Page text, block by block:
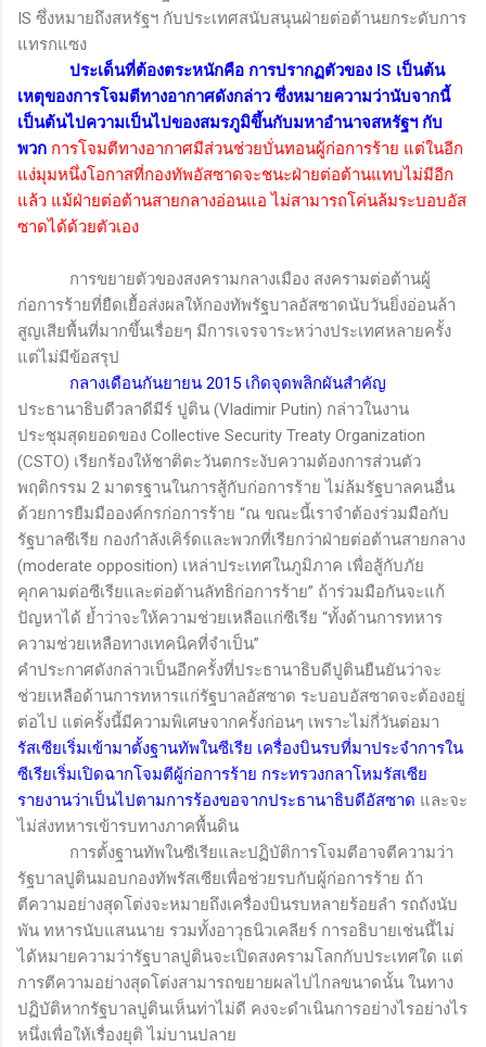
IS ซึ่งหมายถึงสหรัฐฯ กับประเทศสนับสนุนฝ่ายต่อต้านยกระดับการ
แทรกแซง
ประเด็นที่ต้องตระหนักคือ การปรากฏตัวของ IS เป็นต้น
เหตุของการโจมตีทางอากาศดังกล่าว ซึ่งหมายความว่านับจากนี้
เป็นต้นไปความเป็นไปของสมรภูมิขึ้นกับมหาอำนาจสหรัฐฯ กับ
พวก การโจมตีทางอากาศมีส่วนช่วยบั่นทอนผู้ก่อการร้าย แต่ในอีก
แง่มุมหนึ่งโอกาสที่กองทัพอัสซาดจะชนะฝ่ายต่อต้านแทบไม่มีอีก
แล้ว แม้ฝ่ายต่อต้านสายกลางอ่อนแอ ไม่สามารถโค่นล้มระบอบอัส
ซาดได้ด้วยตัวเอง
การขยายตัวของสงครามกลางเมือง สงครามต่อต้านผู้
ก่อการร้ายที่ยืดเยื้อส่งผลให้กองทัพรัฐบาลอัสซาดนับวันยิ่งอ่อนล้า
สูญเสียพื้นที่มากขึ้นเรื่อยๆ มีการเจรจาระหว่างประเทศหลายครั้ง
แต่ไม่มีข้อสรุป
กลางเดือนกันยายน 2015 เกิดจุดพลิกผันสำคัญ
ประธานาธิบดีวลาดีมีร์ ปูติน (Vladimir Putin) กล่าวในงาน
ประชุมสุดยอดของ Collective Security Treaty Organization
(CSTO) เรียกร้องให้ชาติตะวันตกระงับความต้องการส่วนตัว
พฤติกรรม 2 มาตรฐานในการสู้กับก่อการร้าย ไม่ล้มรัฐบาลคนอื่น
ด้วยการยืมมือองค์กรก่อการร้าย “ณ ขณะนี้เราจำต้องร่วมมือกับ
รัฐบาลซีเรีย กองกำลังเคิร์ดและพวกที่เรียกว่าฝ่ายต่อต้านสายกลาง
(moderate opposition) เหล่าประเทศในภูมิภาค เพื่อสู้กับภัย
คุกคามต่อซีเรียและต่อต้านลัทธิก่อการร้าย” ถ้าร่วมมือกันจะแก้
ปัญหาได้ ย้ำว่าจะให้ความช่วยเหลือแก่ซีเรีย “ทั้งด้านการทหาร
ความช่วยเหลือทางเทคนิคที่จำเป็น”
คำประกาศดังกล่าวเป็นอีกครั้งที่ประธานาธิบดีปูตินยืนยันว่าจะ
ช่วยเหลือด้านการทหารแก่รัฐบาลอัสซาด ระบอบอัสซาดจะต้องอยู่
ต่อไป แต่ครั้งนี้มีความพิเศษจากครั้งก่อนๆ เพราะไม่กี่วันต่อมา
รัสเซียเริ่มเข้ามาตั้งฐานทัพในซีเรีย เครื่องบินรบที่มาประจำการใน
ซีเรียเริ่มเปิดฉากโจมตีผู้ก่อการร้าย กระทรวงกลาโหมรัสเซีย
รายงานว่าเป็นไปตามการร้องขอจากประธานาธิบดีอัสซาด และจะ
ไม่ส่งทหารเข้ารบทางภาคพื้นดิน
การตั้งฐานทัพในซีเรียและปฏิบัติการโจมตีอาจตีความว่า
รัฐบาลปูตินมอบกองทัพรัสเซียเพื่อช่วยรบกับผู้ก่อการร้าย ถ้า
ตีความอย่างสุดโต่งจะหมายถึงเครื่องบินรบหลายร้อยลำ รถถังนับ
พัน ทหารนับแสนนาย รวมทั้งอาวุธนิวเคลียร์ การอธิบายเช่นนี้ไม่
ได้หมายความว่ารัฐบาลปูตินจะเปิดสงครามโลกกับประเทศใด แต่
การตีความอย่างสุดโต่งสามารถขยายผลไปไกลขนาดนั้น ในทาง
ปฏิบัติหากรัฐบาลปูตินเห็นท่าไม่ดี คงจะดำเนินการอย่างไรอย่างไร
หนึ่งเพื่อให้เรื่องยุติ ไม่บานปลาย